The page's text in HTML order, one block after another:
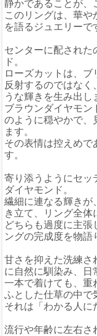
静かであることが、
このリングは、華や
を語るジュエリーで
センターに配された
ド。
ローズカットは、ブ
反射するのではなく
うな輝きを生み出し
ブラウンダイヤモン
のように穏やかで、
ます。
その表情は控えめで
す。
寄り添うようにセッ
ダイヤモンド。
繊細に連なる輝きが
き立て、リング全体
どちらも過度に主張
ングの完成度を物語
甘さを抑えた洗練さ
に自然に馴染み、日
一本で着けても、重
ふとした仕草の中で
それは「わかる人に
流行や年齢に左右さ